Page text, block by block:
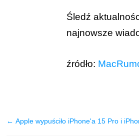
Śledź
najnowsze
źródło:
← Apple wypuściło iPhone'a 15 Pro i